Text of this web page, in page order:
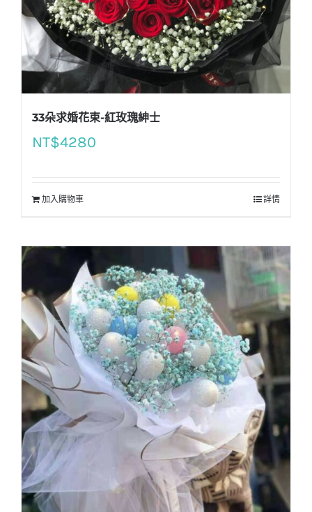
33朵求婚花束-紅玫瑰紳士
NT$4280
加入購物車 詳情